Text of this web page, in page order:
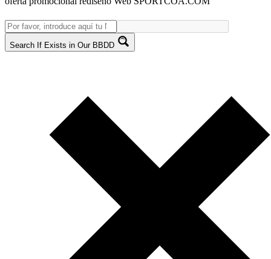
Search If Exists in Our BBDD